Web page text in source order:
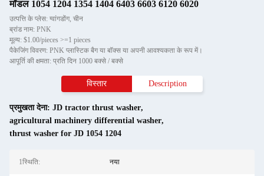
मॉडल 1054 1204 1354 1404 6403 6603 6120 6020
उत्पत्ति के प्लेस: ग्वांगडोंग, चीन
ब्रांड नाम: PNK
मूल्य: $1.00/pieces >=1 pieces
पैकेजिंग विवरण: PNK प्लास्टिक बैग या बॉक्स या अपनी आवश्यकता के रूप में।
आपूर्ति की क्षमता: प्रति दिन 1000 बक्से / बक्से
विस्तार Description
प्रमुखता देना: JD tractor thrust washer,
agricultural machinery differential washer,
thrust washer for JD 1054 1204
1स्थि‍ति: नया